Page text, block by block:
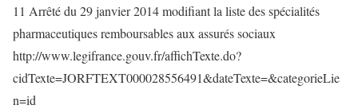
11 Arrêté du 29 janvier 2014 modifiant la liste des spécialités
pharmaceutiques remboursables aux assurés sociaux
http://www.legifrance.gouv.fr/affichTexte.do?
cidTexte=JORFTEXT000028556491&dateTexte=&categorieLie
n=id